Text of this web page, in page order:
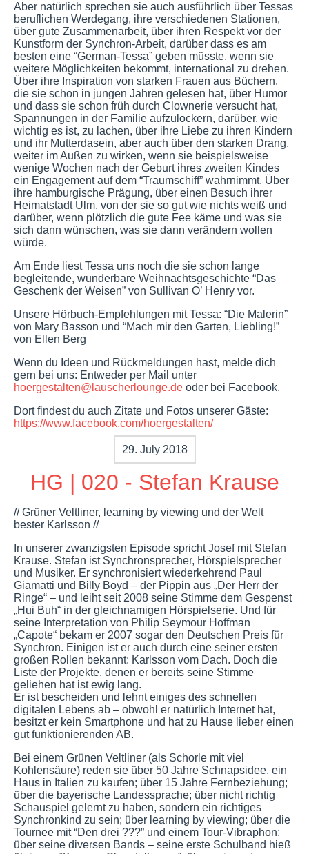
Aber natürlich sprechen sie auch ausführlich über Tessas
beruflichen Werdegang, ihre verschiedenen Stationen,
über gute Zusammenarbeit, über ihren Respekt vor der
Kunstform der Synchron-Arbeit, darüber dass es am
besten eine “German-Tessa” geben müsste, wenn sie
weitere Möglichkeiten bekommt, international zu drehen.
Über ihre Inspiration von starken Frauen aus Büchern,
die sie schon in jungen Jahren gelesen hat, über Humor
und dass sie schon früh durch Clownerie versucht hat,
Spannungen in der Familie aufzulockern, darüber, wie
wichtig es ist, zu lachen, über ihre Liebe zu ihren Kindern
und ihr Mutterdasein, aber auch über den starken Drang,
weiter im Außen zu wirken, wenn sie beispielsweise
wenige Wochen nach der Geburt ihres zweiten Kindes
ein Engagement auf dem “Traumschiff” wahrnimmt. Über
ihre hamburgische Prägung, über einen Besuch ihrer
Heimatstadt Ulm, von der sie so gut wie nichts weiß und
darüber, wenn plötzlich die gute Fee käme und was sie
sich dann wünschen, was sie dann verändern wollen
würde.
Am Ende liest Tessa uns noch die sie schon lange
begleitende, wunderbare Weihnachtsgeschichte “Das
Geschenk der Weisen” von Sullivan O’ Henry vor.
Unsere Hörbuch-Empfehlungen mit Tessa: “Die Malerin”
von Mary Basson und “Mach mir den Garten, Liebling!”
von Ellen Berg
Wenn du Ideen und Rückmeldungen hast, melde dich
gern bei uns: Entweder per Mail unter
hoergestalten@lauscherlounge.de oder bei Facebook.
Dort findest du auch Zitate und Fotos unserer Gäste:
https://www.facebook.com/hoergestalten/
29. July 2018
HG | 020 - Stefan Krause
// Grüner Veltliner, learning by viewing und der Welt
bester Karlsson //
In unserer zwanzigsten Episode spricht Josef mit Stefan
Krause. Stefan ist Synchronsprecher, Hörspielsprecher
und Musiker. Er synchronisiert wiederkehrend Paul
Giamatti und Billy Boyd – der Pippin aus „Der Herr der
Ringe“ – und leiht seit 2008 seine Stimme dem Gespenst
„Hui Buh“ in der gleichnamigen Hörspielserie. Und für
seine Interpretation von Philip Seymour Hoffman
„Capote“ bekam er 2007 sogar den Deutschen Preis für
Synchron. Einigen ist er auch durch eine seiner ersten
großen Rollen bekannt: Karlsson vom Dach. Doch die
Liste der Projekte, denen er bereits seine Stimme
geliehen hat ist ewig lang.
Er ist bescheiden und lehnt einiges des schnellen
digitalen Lebens ab – obwohl er natürlich Internet hat,
besitzt er kein Smartphone und hat zu Hause lieber einen
gut funktionierenden AB.
Bei einem Grünen Veltliner (als Schorle mit viel
Kohlensäure) reden sie über 50 Jahre Schnapsidee, ein
Haus in Italien zu kaufen; über 15 Jahre Fernbeziehung;
über die bayerische Landessprache; über nicht richtig
Schauspiel gelernt zu haben, sondern ein richtiges
Synchronkind zu sein; über learning by viewing; über die
Tournee mit “Den drei ???” und einem Tour-Vibraphon;
über seine diversen Bands – seine erste Schulband hieß